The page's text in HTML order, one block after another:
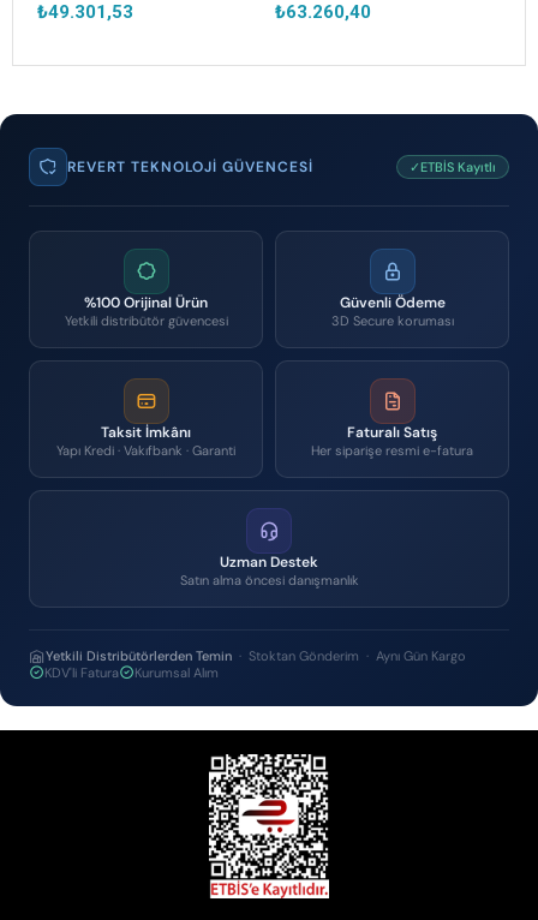
₺49.301,53 ₺63.260,40
REVERT TEKNOLOJI GÜVENCESI ✓ETBİS Kayıtlı
%100 Orijinal Ürün
Yetkili distribütör güvencesi
Güvenli Ödeme
3D Secure koruması
Taksit İmkânı
Yapı Kredi · Vakıfbank · Garanti
Faturalı Satış
Her siparişe resmi e-fatura
Uzman Destek
Satın alma öncesi danışmanlık
Yetkili Distribütörlerden Temin · Stoktan Gönderim · Aynı Gün Kargo
KDV'li Fatura
Kurumsal Alım